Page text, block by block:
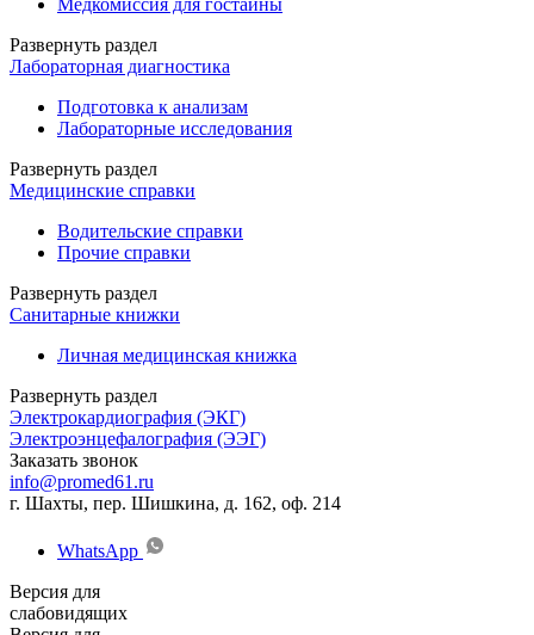
Медкомиссия для гостайны
Развернуть раздел
Лабораторная диагностика
Подготовка к анализам
Лабораторные исследования
Развернуть раздел
Медицинские справки
Водительские справки
Прочие справки
Развернуть раздел
Санитарные книжки
Личная медицинская книжка
Развернуть раздел
Электрокардиография (ЭКГ)
Электроэнцефалография (ЭЭГ)
Заказать звонок
info@promed61.ru
г. Шахты, пер. Шишкина, д. 162, оф. 214
WhatsApp
Версия для
слабовидящих